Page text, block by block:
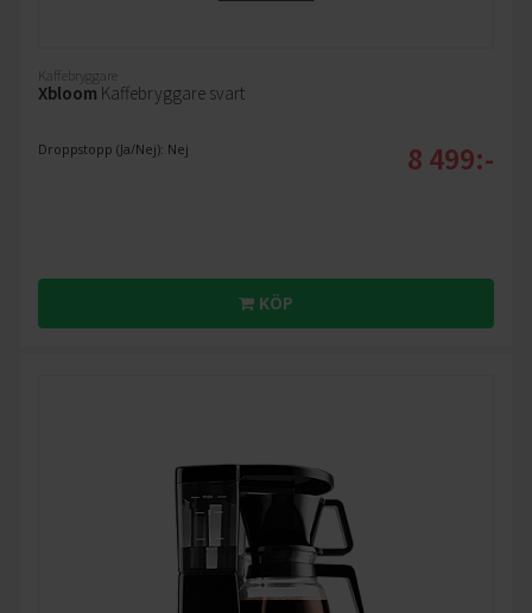
Kaffebryggare
Xbloom Kaffebryggare svart
Droppstopp (Ja/Nej): Nej 8 499:-
KÖP